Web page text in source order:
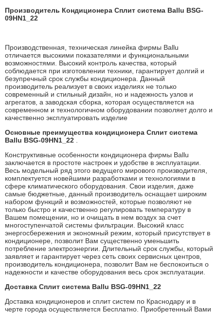
Производитель Кондиционера Сплит система Ballu BSG-
09HN1_22
Производственная, техническая линейка фирмы Ballu
отличается высокими показателями и функциональными
возможностями. Высокий контроль качества, который
соблюдается при изготовлении техники, гарантирует долгий и
безупречный срок службы кондиционера. Данный
производитель реализует в своих изделиях не только
современный и стильный дизайн, но и надежность узлов и
агрегатов, а заводская сборка, которая осуществляется на
современном и технологичном оборудовании позволяет долго и
качественно эксплуатировать изделие
Основные преимущества кондиционера Сплит система
Ballu BSG-09HN1_22
Конструктивные особенности кондиционера фирмы Ballu
заключается в простоте настроек и удобстве в эксплуатации.
Весь модельный ряд этого ведущего мирового производителя,
комплектуется новейшими разработками и технологиями в
сфере климатического оборудования. Свои изделия, даже
самые бюджетные, данный производитель оснащает широким
набором функций и возможностей, которые позволяют не
только быстро и качественно регулировать температуру в
Вашем помещении, но и очищать в нем воздух за счет
многоступенчатой системы фильтрации. Высокий класс
энергосбережения и экономный режим, который присутствует в
кондиционере, позволит Вам существенно уменьшить
потребление электроэнергии. Длительный срок службы, который
заявляет и гарантирует через сеть своих сервисных центров,
производитель кондиционера, позволит Вам не беспокоиться о
надежности и качестве оборудования весь срок эксплуатации.
Доставка Сплит система Ballu BSG-09HN1_22
Доставка кондиционеров и сплит систем по Краснодару и в
черте города осуществляется Бесплатно. Приобретенный Вами